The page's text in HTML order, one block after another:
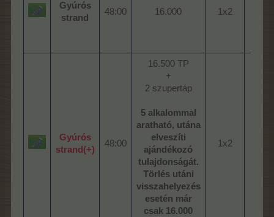
Gyúrós
strand
48:00​ 16.000​ 1x2​
Gyúrós
strand(+)
48:00​
16.500 TP
+
2 szupertáp
5 alkalommal
aratható, utána
elveszíti
ajándékozó
tulajdonságát.
Törlés utáni
visszahelyezés
esetén már
csak 16.000
1x2​